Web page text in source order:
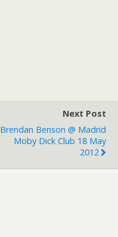
Next Post
Brendan Benson @ Madrid
Moby Dick Club 18 May
2012